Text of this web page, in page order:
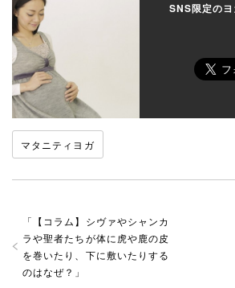
SNS限定のヨ
マタニティヨガ
「 【コラム】シヴァやシャンカ
ラや聖者たちが体に虎や鹿の皮
を巻いたり、下に敷いたりする
のはなぜ？ 」